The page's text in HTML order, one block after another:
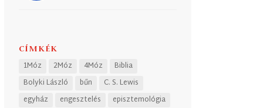
CÍMKÉK
1Móz 2Móz 4Móz
Biblia
Bolyki László
bűn
C. S. Lewis
egyház
engesztelés
episztemológia